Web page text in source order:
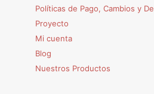
Políticas de Pago, Cambios y
Proyecto
Mi cuenta
Blog
Nuestros Productos